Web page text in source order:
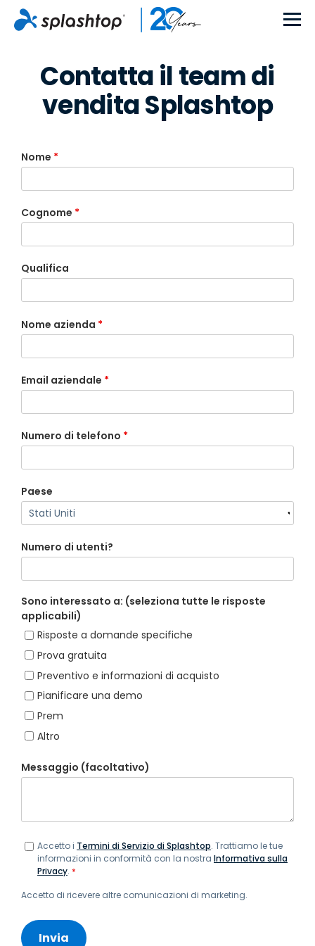
Contatta il team di
vendita Splashtop
Nome *
Cognome *
Qualifica
Nome azienda *
Email aziendale *
Numero di telefono *
Paese
Numero di utenti?
Sono interessato a: (seleziona tutte le risposte
applicabili)
Risposte a domande specifiche
Prova gratuita
Preventivo e informazioni di acquisto
Pianificare una demo
Prem
Altro
Messaggio (facoltativo)
Accetto i Termini di Servizio di Splashtop. Trattiamo le tue
informazioni in conformità con la nostra Informativa sulla
Privacy. *
Accetto di ricevere altre comunicazioni di marketing.